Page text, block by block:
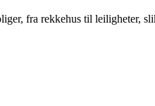
fra rekkehus til leiligheter,